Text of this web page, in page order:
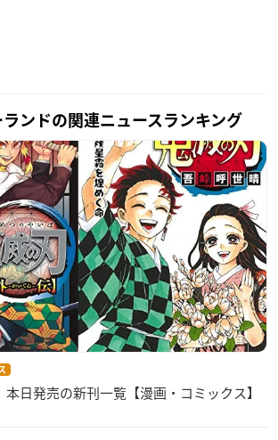
ンドの関連ニュースランキング
本日発売の新刊一覧【漫画・コミックス】